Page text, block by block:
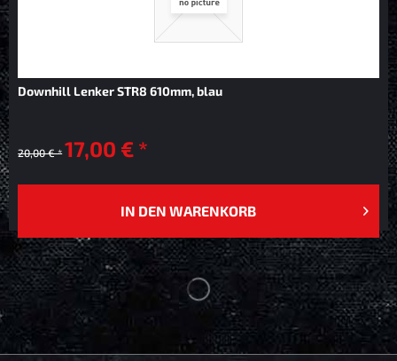
Downhill Lenker STR8 610mm, blau
20,00 € * 17,00 € *
IN DEN WARENKORB